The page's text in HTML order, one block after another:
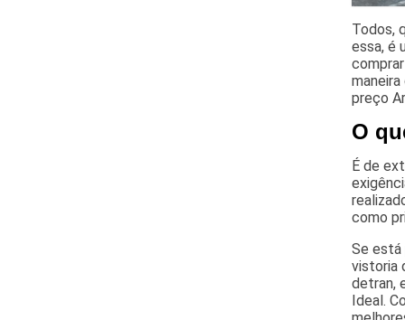
Todos,
essa, é
preço
O
É de
como
Se está
vistoria
detran,
Ideal.